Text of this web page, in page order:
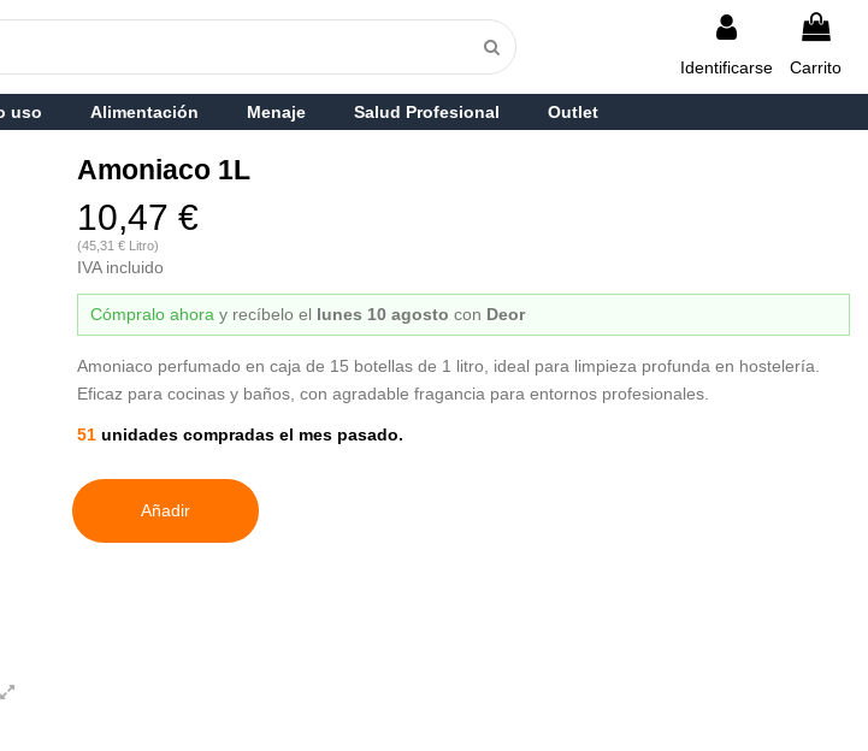
Identificarse Carrito
uso Alimentación Menaje Salud Profesional Outlet
Amoniaco 1L
10,47 €
(45,31 € Litro)
IVA incluido
Cómpralo ahora y recíbelo el lunes 10 agosto con Deor
Amoniaco perfumado en caja de 15 botellas de 1 litro, ideal para limpieza profunda en hostelería.
Eficaz para cocinas y baños, con agradable fragancia para entornos profesionales.
51 unidades compradas el mes pasado.
Añadir